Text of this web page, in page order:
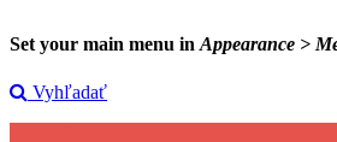
Set your main menu in Appearance >
Vyhľadať